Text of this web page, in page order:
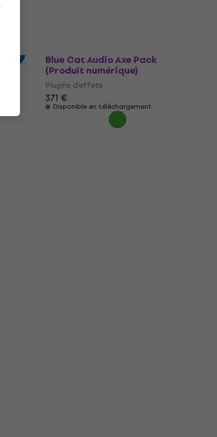
Blue Cat Audio Axe Pack
(Produit numérique)
Plugins d'effets
371 €
Disponible en téléchargement